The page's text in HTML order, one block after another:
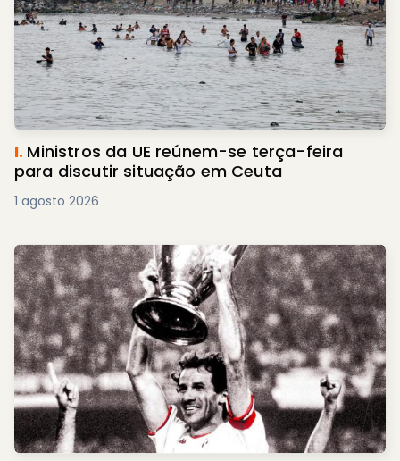
I. Ministros da UE reúnem-se terça-feira
para discutir situação em Ceuta
1 agosto 2026